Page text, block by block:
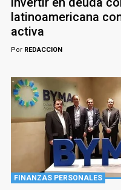
latinoamericana
activa
PorREDACCION
FINANZAS PERSONALES